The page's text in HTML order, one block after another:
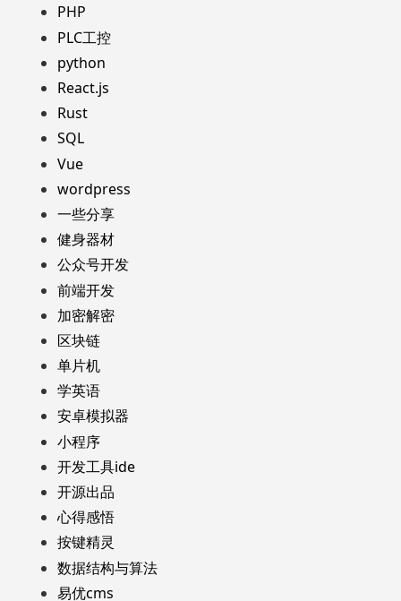
PHP
PLC工控
python
React.js
Rust
SQL
Vue
wordpress
一些分享
健身器材
公众号开发
前端开发
加密解密
区块链
单片机
学英语
安卓模拟器
小程序
开发工具ide
开源出品
心得感悟
按键精灵
数据结构与算法
易优cms